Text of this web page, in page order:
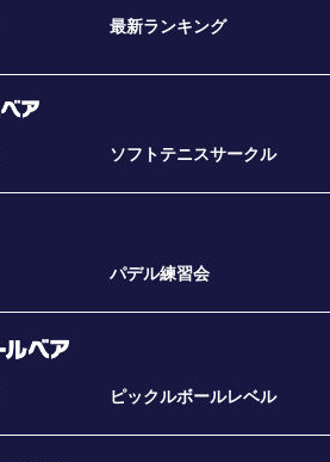
最新ランキング
ソフトテニスサークル
パデル練習会
ピックルボールレベル